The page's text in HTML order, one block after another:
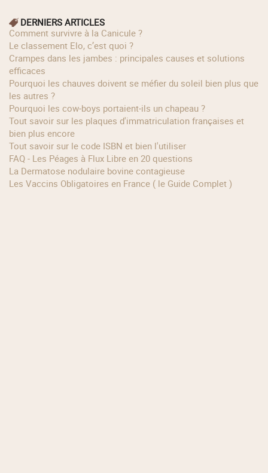
DERNIERS ARTICLES
Comment survivre à la Canicule ?
Le classement Elo, c’est quoi ?
Crampes dans les jambes : principales causes et solutions
efficaces
Pourquoi les chauves doivent se méfier du soleil bien plus que
les autres ?
Pourquoi les cow‑boys portaient‑ils un chapeau ?
Tout savoir sur les plaques d'immatriculation françaises et
bien plus encore
Tout savoir sur le code ISBN et bien l'utiliser
FAQ - Les Péages à Flux Libre en 20 questions
La Dermatose nodulaire bovine contagieuse
Les Vaccins Obligatoires en France ( le Guide Complet )